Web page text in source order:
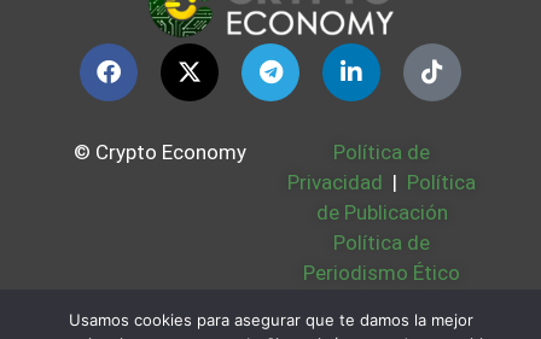
© Crypto Economy
Política de
Privacidad | Política
de Publicación
Política de
Periodismo Ético
Bases Legales |
Usamos cookies para asegurar que te damos la mejor